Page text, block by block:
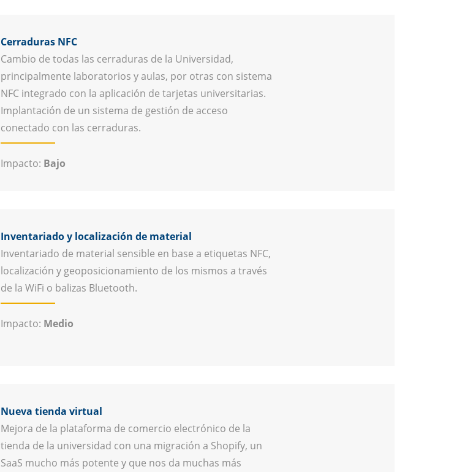
Cerraduras NFC
Cambio de todas las cerraduras de la Universidad,
principalmente laboratorios y aulas, por otras con sistema
NFC integrado con la aplicación de tarjetas universitarias.
Implantación de un sistema de gestión de acceso
conectado con las cerraduras.
Impacto: Bajo
Inventariado y localización de material
Inventariado de material sensible en base a etiquetas NFC,
localización y geoposicionamiento de los mismos a través
de la WiFi o balizas Bluetooth.
Impacto: Medio
Nueva tienda virtual
Mejora de la plataforma de comercio electrónico de la
tienda de la universidad con una migración a Shopify, un
SaaS mucho más potente y que nos da muchas más